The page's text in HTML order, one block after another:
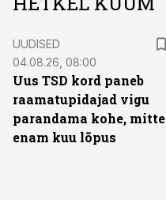
UUDISED
04.08.26, 08:00
Uus TSD kord paneb
raamatupidajad vigu
parandama kohe, mitte
enam kuu lõpus